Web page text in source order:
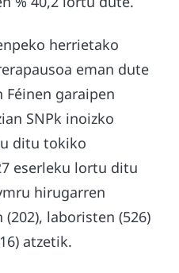
herrietako
eman dute
Féinen garaipen
SNPk inoizko
ditu tokiko
eserleku lortu ditu
hirugarren
laboristen (526)
atzetik.